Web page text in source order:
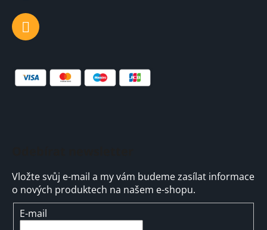
Vložte svůj e-mail a my vám budeme zasílat informace
o nových produktech na našem e-shopu.
E-mail